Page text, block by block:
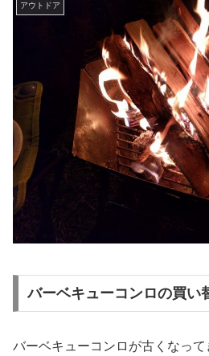
アウトドア
バーベキューコンロの買い
バーベキューコンロが古くなっ